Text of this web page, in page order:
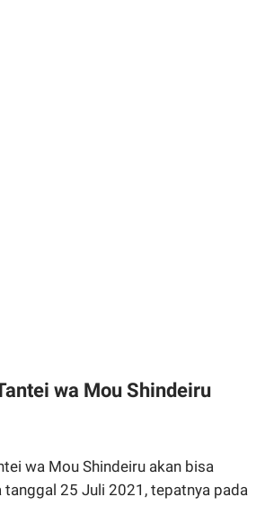
wa Mou Shindeiru
wa Mou Shindeiru akan bisa
tanggal 25 Juli 2021, tepatnya pada